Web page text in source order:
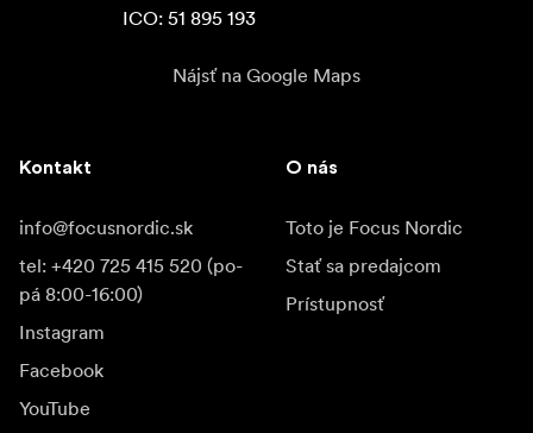
ICO: 51 895 193
Nájsť na Google Maps
Kontakt
info@focusnordic.sk
tel: +420 725 415 520 (po-
pá 8:00-16:00)
Instagram
Facebook
YouTube
O nás
Toto je Focus Nordic
Stať sa predajcom
Prístupnosť